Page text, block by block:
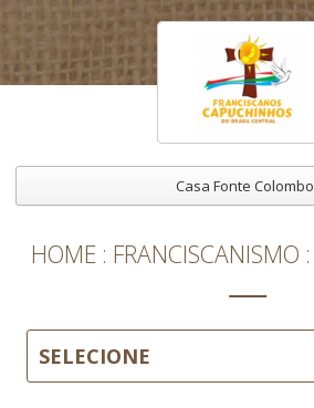
Casa Fonte Colombo
HOME FRANCISCANISMO
SELECIONE